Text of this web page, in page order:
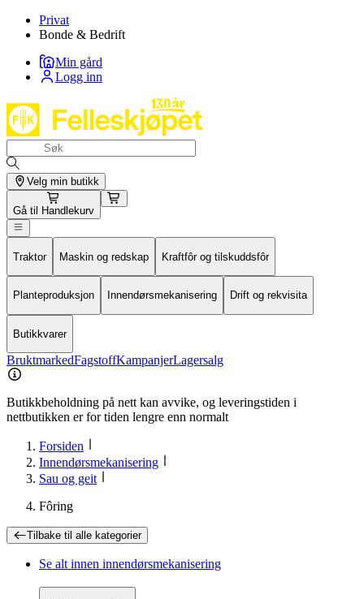
Privat
Bonde & Bedrift
Min gård
Logg inn
Velg min butikk
Gå til Handlekurv
Traktor Maskin og redskap Kraftfôr og tilskuddsfôr
Planteproduksjon Innendørsmekanisering Drift og rekvisita
Butikkvarer
BruktmarkedFagstoffKampanjerLagersalg
Butikkbeholdning på nett kan avvike, og leveringstiden i
nettbutikken er for tiden lengre enn normalt
Forsiden
Innendørsmekanisering
Sau og geit
Fôring
Tilbake til alle kategorier
Se alt innen innendørsmekanisering